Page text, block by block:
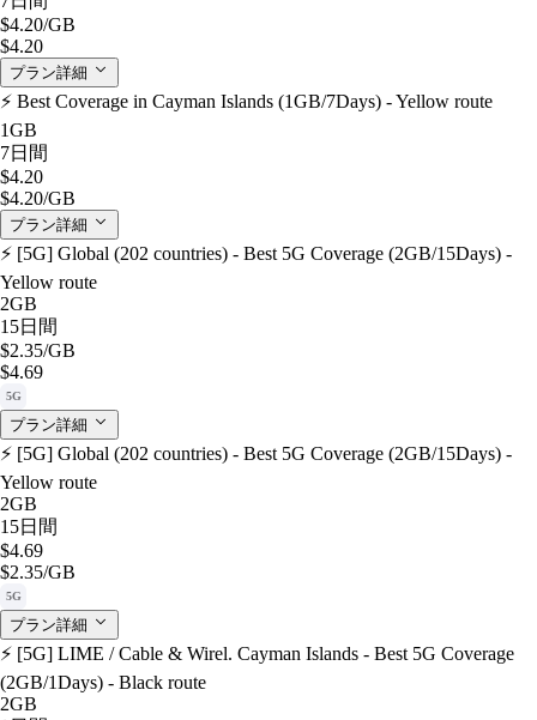
$4.20/GB
$4.20
プラン詳細
⚡️ Best Coverage in Cayman Islands (1GB/7Days) - Yellow route
1GB
7日間
$4.20
$4.20/GB
プラン詳細
⚡️ [5G] Global (202 countries) - Best 5G Coverage (2GB/15Days) -
Yellow route
2GB
15日間
$2.35/GB
$4.69
5G
プラン詳細
⚡️ [5G] Global (202 countries) - Best 5G Coverage (2GB/15Days) -
Yellow route
2GB
15日間
$4.69
$2.35/GB
5G
プラン詳細
⚡️ [5G] LIME / Cable & Wirel. Cayman Islands - Best 5G Coverage
(2GB/1Days) - Black route
2GB